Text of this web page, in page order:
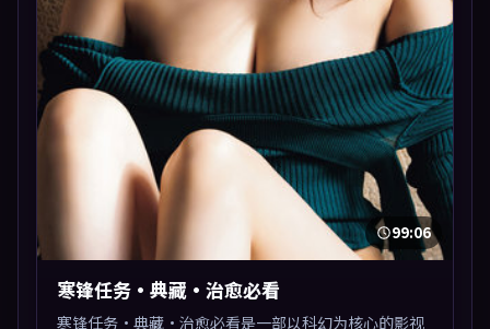
99:06
寒锋任务·典藏·治愈必看
寒锋任务·典藏·治愈必看是一部以科幻为核心的影视